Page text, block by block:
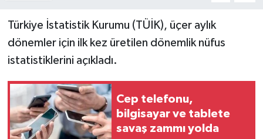
Türkiye İstatistik Kurumu (TÜİK), üçer aylık
dönemler için ilk kez üretilen dönemlik nüfus
istatistiklerini açıkladı.
Cep telefonu,
bilgisayar ve tablete
savaş zammı yolda